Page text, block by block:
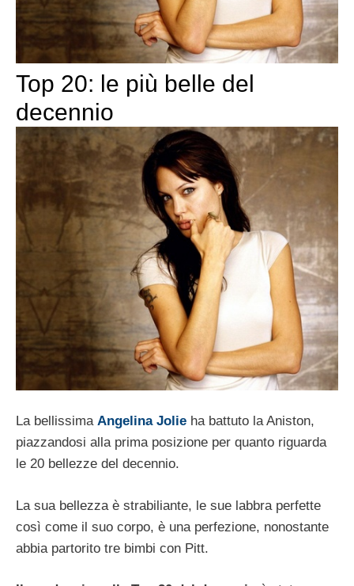
Top 20: le più belle del
decennio
La bellissima Angelina Jolie ha battuto la Aniston,
piazzandosi alla prima posizione per quanto riguarda
le 20 bellezze del decennio.
La sua bellezza è strabiliante, le sue labbra perfette
così come il suo corpo, è una perfezione, nonostante
abbia partorito tre bimbi con Pitt.